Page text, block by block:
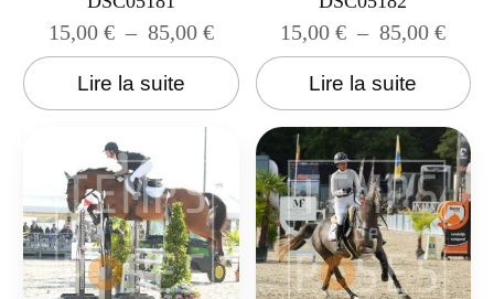
15,00 € – 85,00 €
Lire la suite
15,00€ – 85,00€
Lire la suite